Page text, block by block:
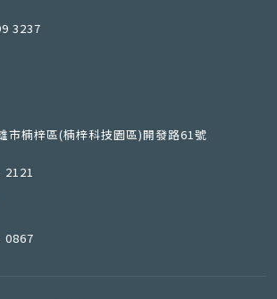
3237
市楠梓區(楠梓科技園區)開發路61號
2121
0867